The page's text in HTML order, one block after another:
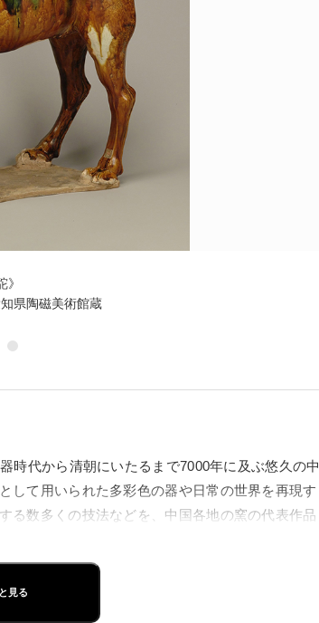
》
県陶磁美術館蔵
時代から清朝にいたるまで7000年に及ぶ悠久の中
して用いられた多彩色の器や日常の世界を再現す
る数多くの技法などを、中国各地の窯の代表作品
ャラ獅子」といった、各作品の特徴を捉えたユニ
見る